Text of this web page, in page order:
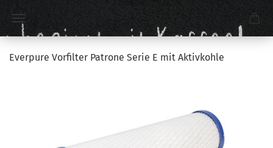
Everpure Vorfilter Patrone Serie E mit Aktivkohle